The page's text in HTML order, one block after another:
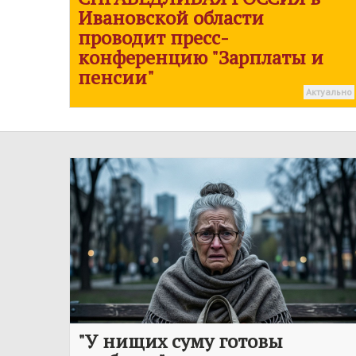
Ивановской области
проводит пресс-
конференцию "Зарплаты и
пенсии"
Актуально
"У нищих суму готовы